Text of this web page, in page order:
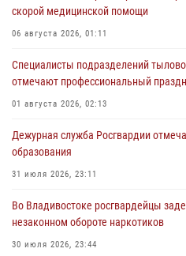
скорой медицинской помощи
06 августа 2026, 01:11
Специалисты подразделений
отмечают профессиональный
01 августа 2026, 02:13
Дежурная служба Росгвардии
образования
31 июля 2026, 23:11
Во Владивостоке росгвардейцы
незаконном обороте наркотиков
30 июля 2026, 23:44